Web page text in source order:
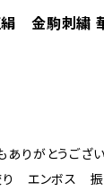
絹 金駒刺繍
りがとうござい
り エンボス 振